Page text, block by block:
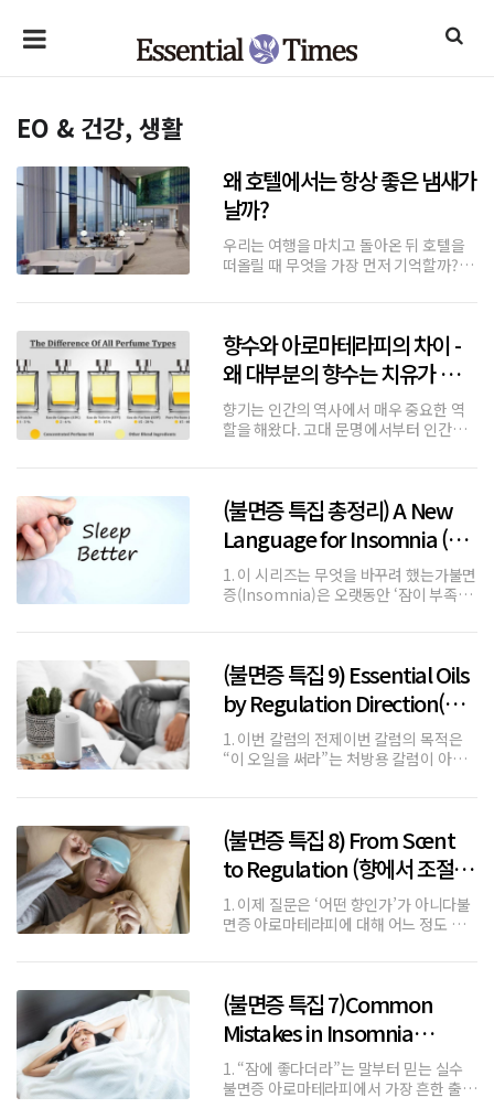
EO & 건강, 생활
왜 호텔에서는 항상 좋은 냄새가
날까?
우리는 여행을 마치고 돌아온 뒤 호텔을
떠올릴 때 무엇을 가장 먼저 기억할까?웅
비에 들어서는 순간 느껴졌던 은은한
향.""객실 문을 열었을 때 퍼
향수와 아로마테라피의 차이 -
왜 대부분의 향수는 치유가 되지
않는가
향기는 인간의 역사에서 매우 중요한 역
할을 해왔다. 고대 문명에서부터 인간은
향기를 넘어 치유의 도구로 사용되었다.
이러한 전통은 오늘날 '아로마테라
(불면증 특집 총정리) A New
Language for Insomnia (불
면증을 다루는 새로운 언어)
1. 이 시리즈는 무엇을 바꾸려 했는가불면
증(Insomnia)은 오랫동안 ‘잠이 부족한
근이 반복적으로 실패해 왔다는 점에서
출발했다.이 시리즈가
(불면증 특집 9) Essential Oils
by Regulation Direction(조
절 방향 별 불면증 에센셜오일
가이드라인)
1. 이번 칼럼의 전제이번 칼럼의 목적은
“이 오일을 써라”는 처방용 칼럼이 아니
다 ‘Autonomic Nervous System
Dysregulatio
(불면증 특집 8) From Scent
to Regulation (향에서 조절
로)
1. 이제 질문은 ‘어떤 향인가’가 아니다불
면증 아로마테라피에 대해 어느 정도 경
어느 순간부터는 반응이 없다• 오히려 예
민해지는 느낌이 드는 이
(불면증 특집 7)Common
Mistakes in Insomnia
Aromatherapy (불면증 아로
마테라피의 흔한 실수들)
1. “잠에 좋다더라”는 말부터 믿는 실수
불면증 아로마테라피에서 가장 흔한 출발